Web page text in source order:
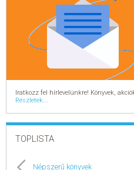
Iratkozz fel hírlevelünkre! Könyvek,
Részletek...
TOPLISTA
Népszerű könyvek